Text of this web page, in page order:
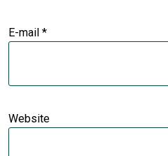
E-mail *
Website